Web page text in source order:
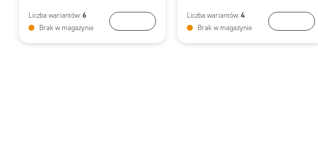
Liczba wariantów: 6
Brak w magazynie
Liczba wariantów:4
Brak w magazynie